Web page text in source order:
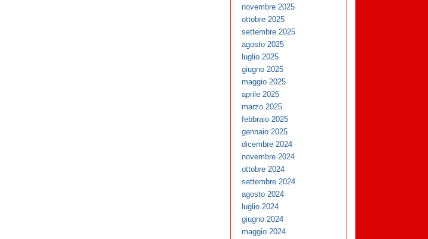
novembre 2025
ottobre 2025
settembre 2025
agosto 2025
luglio 2025
giugno 2025
maggio 2025
aprile 2025
marzo 2025
febbraio 2025
gennaio 2025
dicembre 2024
novembre 2024
ottobre 2024
settembre 2024
agosto 2024
luglio 2024
giugno 2024
maggio 2024